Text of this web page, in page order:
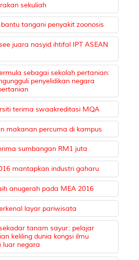
sekuliah
tangani penyakit zoonosis
juara nasyid ihtifal IPT ASEAN
sebagai sekolah pertanian:
penyelidikan negara
terima swaakreditasi MQA
makanan percuma di kampus
sumbangan RM1 juta
mantapkan industri gaharu
anugerah pada MEA 2016
layar pariwisata
tanam sayur: pelajar
keliling dunia kongsi ilmu
luar negara